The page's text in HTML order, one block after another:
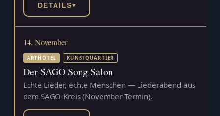
DETAILS▾
14. November
ARTHOTEL KUNSTQUARTIER
Der SAGO Song Salon
Echte Lieder, echte Menschen — Liederabend aus
dem SAGO-Kreis (November-Termin).